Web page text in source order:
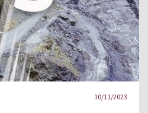
10/11/2023